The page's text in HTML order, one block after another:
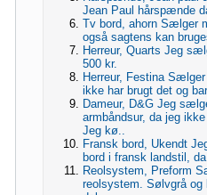
Jean Paul hårspænde
Tv bord, ahorn Sælger
også sagtens kan
Herreur, Quarts Jeg
500 kr.
Herreur, Festina
ikke har brugt det og
Dameur, D&G Jeg
armbåndsur, da jeg
Jeg kø..
Fransk bord, Ukendt
bord i fransk landstil,
Reolsystem, Preform
reolsystem. Sølvgrå